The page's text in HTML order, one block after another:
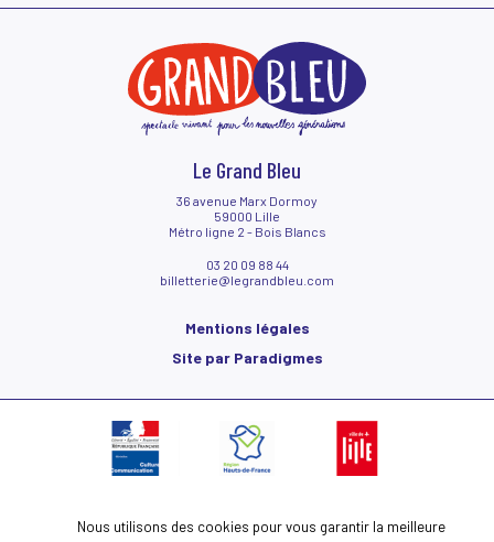
Venir au Grand Bleu
Contactez-nous !
pour être confirmées. Aucun remboursement ne pourra être effectué.
Bar et restauration
Le hall du Grand Bleu
Le Grand Bleu
36 avenue Marx Dormoy
59000 Lille
Métro ligne 2 - Bois Blancs
03 20 09 88 44
billetterie@legrandbleu.com
Mentions légales
Site par Paradigmes
Nous utilisons des cookies pour vous garantir la meilleure